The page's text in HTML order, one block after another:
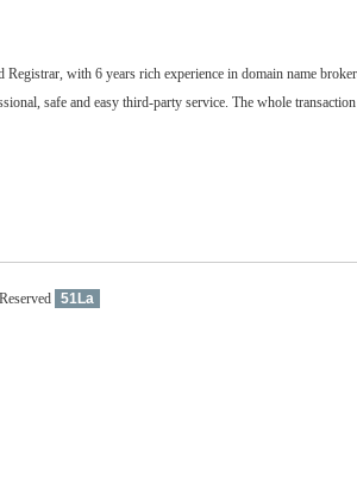
with 6 years rich experience in domain name
safe and easy third-party service. The whole
51La